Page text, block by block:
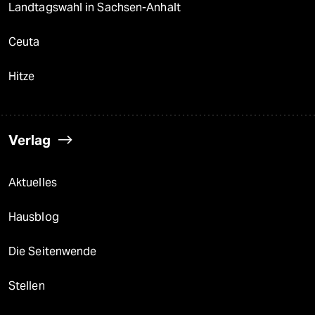
Landtagswahl in Sachsen-Anhalt
Ceuta
Hitze
Verlag
Aktuelles
Hausblog
Die Seitenwende
Stellen